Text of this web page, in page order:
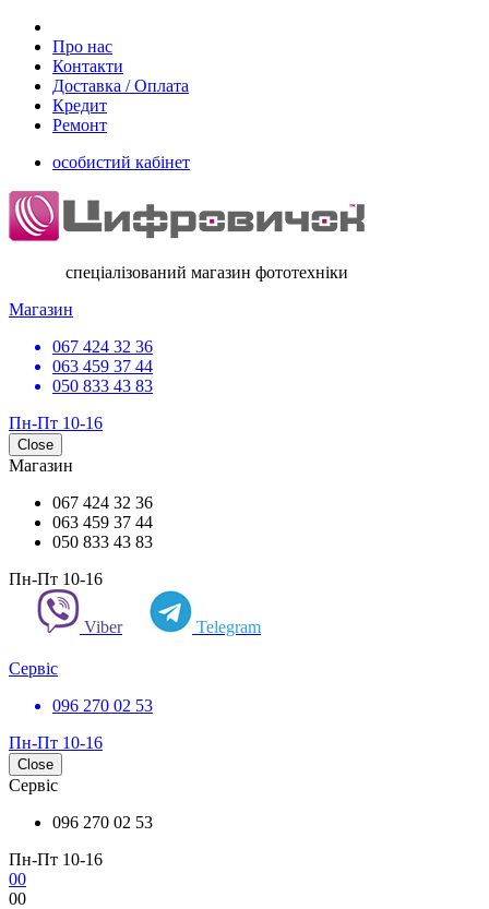
Про нас
Контакти
Доставка / Оплата
Кредит
Ремонт
особистий кабінет
спеціалізований магазин фототехніки
Магазин
067 424 32 36
063 459 37 44
050 833 43 83
Пн-Пт 10-16
Close
Магазин
067 424 32 36
063 459 37 44
050 833 43 83
Пн-Пт 10-16
Viber Telegram
Сервіс
096 270 02 53
Пн-Пт 10-16
Close
Сервіс
096 270 02 53
Пн-Пт 10-16
00
00